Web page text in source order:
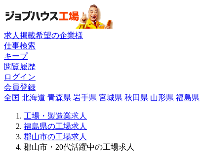
求人掲載希望の企業様
仕事検索
キープ
閲覧履歴
ログイン
会員登録
全国 北海道 青森県 岩手県 宮城県 秋田県 山形県 福島県
工場・製造業求人
福島県の工場求人
郡山市の工場求人
郡山市・20代活躍中の工場求人